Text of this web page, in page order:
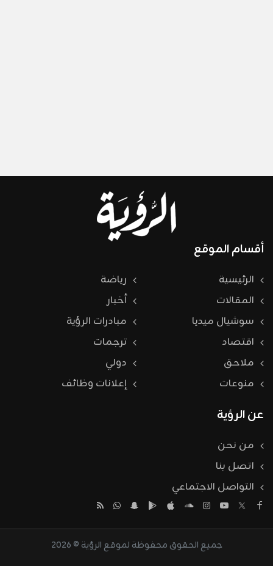
أقسام الموقع
الرئيسية
رياضة
المقالات
أخبار
سوشيال ميديا
مبادرات الرؤية
اقتصاد
ترجمات
ملاحق
دولي
منوعات
إعلانات وظائف
عن الرؤية
من نحن
اتصل بنا
التواصل الاجتماعي
جميع الحقوق محفوظة لموقع الرؤية © 2026